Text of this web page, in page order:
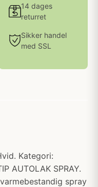
14 dages
returret
Sikker handel
med SSL
Kategori:
AUTOLAK SPRAY.
spray